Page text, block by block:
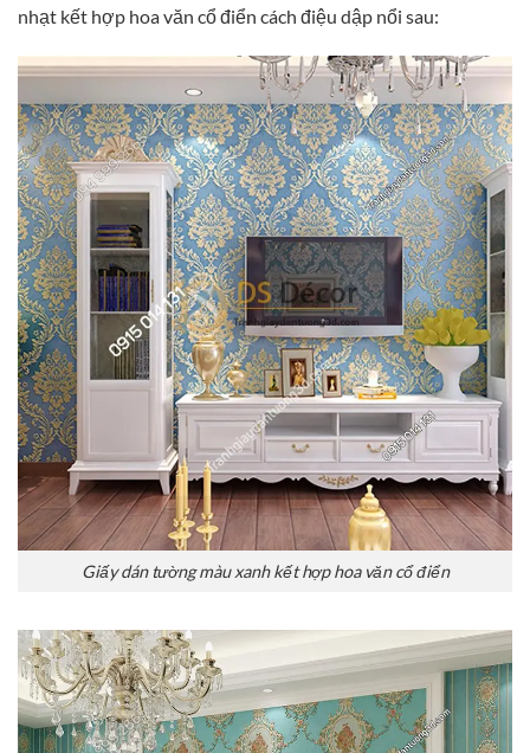
nhạt kết hợp hoa văn cổ điển cách điệu dập nổi sau:
Giấy dán tường màu xanh kết hợp hoa văn cổ điển